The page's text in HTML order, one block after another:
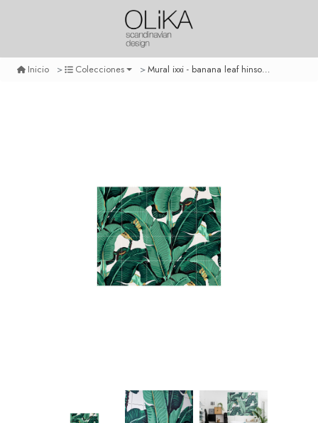
Inicio Colecciones Mural ixxi - banana leaf hinson - pequeño